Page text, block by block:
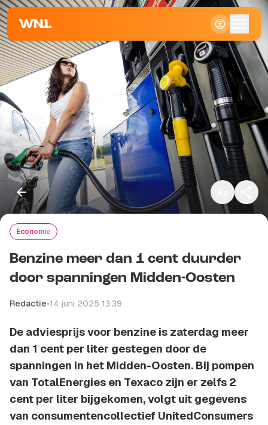
Klein
Standaard
Groot
Economie
Benzine meer dan 1 cent duurder
door spanningen Midden-Oosten
Redactie•14 juni 2025 13:39
De adviesprijs voor benzine is zaterdag meer
dan 1 cent per liter gestegen door de
spanningen in het Midden-Oosten. Bij pompen
van TotalEnergies en Texaco zijn er zelfs 2
cent per liter bijgekomen, volgt uit gegevens
van consumentencollectief UnitedConsumers